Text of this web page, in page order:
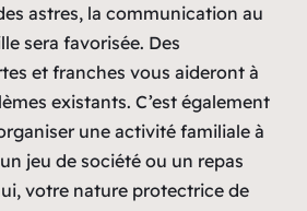
astres, la communication au
sera favorisée. Des
et franches vous aideront à
existants. C’est également
une activité familiale à
jeu de société ou un repas
votre nature protectrice de